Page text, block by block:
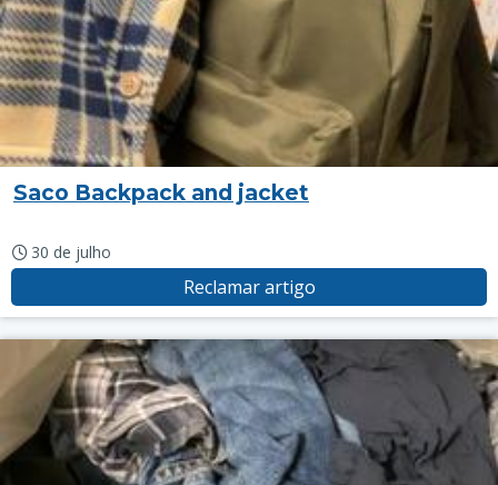
Saco Backpack and jacket
30 de julho
Reclamar artigo